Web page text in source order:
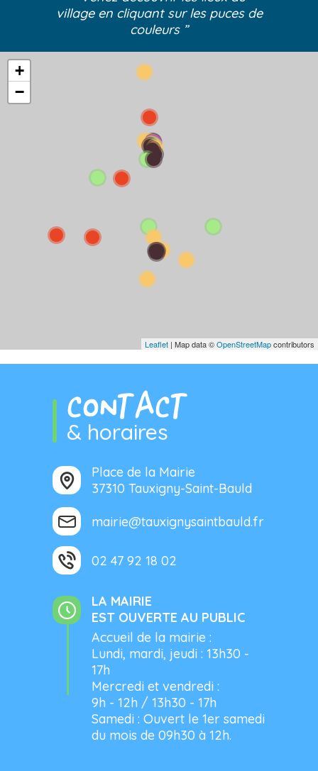
village en cliquant sur les puces de
couleurs ”
+
−
Leaflet | Map data ©OpenStreetMapcontributors
CONTACT
& horaires
Place de la Mairie
37310 Tauxigny-Saint-Bauld
mairie@tauxignysaintbauld.fr
02 47 92 18 02
LA MAIRIE
EST OUVERTE AU PUBLIC
Accueil de la mairie :
Lundi, mardi, jeudi : 13h30 -
17h
Mercredi et vendredi :
9h - 12h / 13h30 - 17h
Samedi : Ouvert le 1er samedi
du mois de 09h30 à 12h.